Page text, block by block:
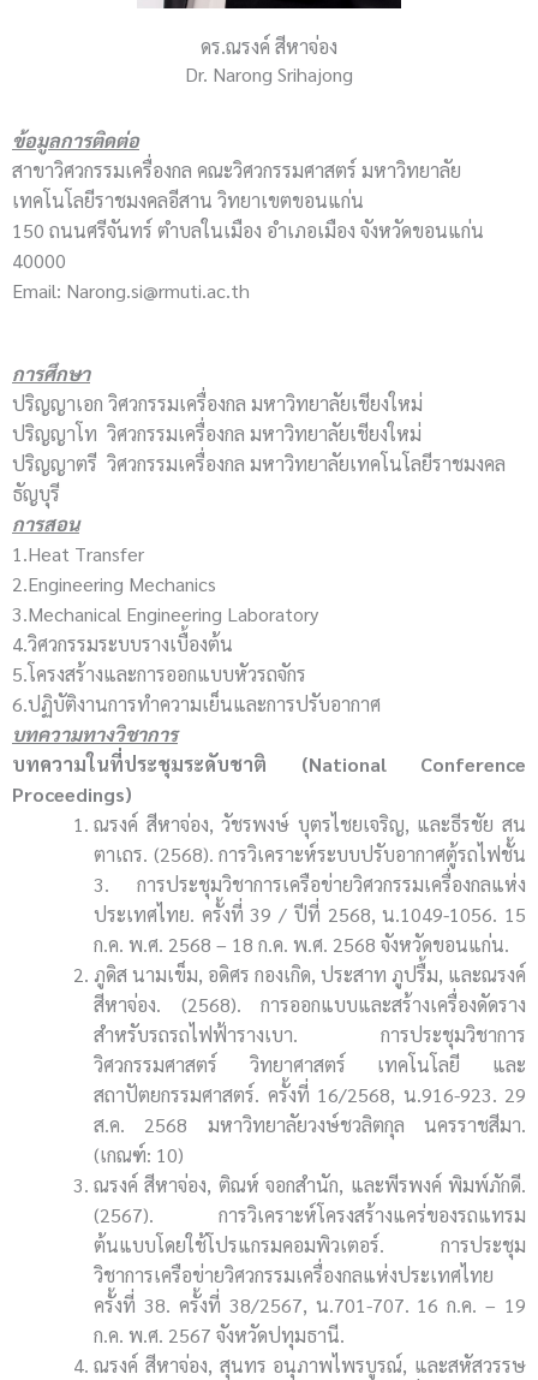
ดร.ณรงค์ สีหาจ่อง
Dr. Narong Srihajong
ข้อมูลการติดต่อ
สาขาวิศวกรรมเครื่องกล คณะวิศวกรรมศาสตร์ มหาวิทยาลัย
เทคโนโลยีราชมงคลอีสาน วิทยาเขตขอนแก่น
150 ถนนศรีจันทร์ ตำบลในเมือง อำเภอเมือง จังหวัดขอนแก่น
40000
Email: Narong.si@rmuti.ac.th
การศึกษา
ปริญญาเอก วิศวกรรมเครื่องกล มหาวิทยาลัยเชียงใหม่
ปริญญาโท วิศวกรรมเครื่องกล มหาวิทยาลัยเชียงใหม่
ปริญญาตรี วิศวกรรมเครื่องกล มหาวิทยาลัยเทคโนโลยีราชมงคล
ธัญบุรี
การสอน
1.Heat Transfer
2.Engineering Mechanics
3.Mechanical Engineering Laboratory
4.วิศวกรรมระบบรางเบื้องต้น
5.โครงสร้างและการออกแบบหัวรถจักร
6.ปฏิบัติงานการทำความเย็นและการปรับอากาศ
บทความทางวิชาการ
บทความในที่ประชุมระดับชาติ (National Conference
Proceedings)
ณรงค์ สีหาจ่อง, วัชรพงษ์ บุตรไชยเจริญ, และธีรชัย สน
ตาเถร. (2568). การวิเคราะห์ระบบปรับอากาศตู้รถไฟชั้น
3. การประชุมวิชาการเครือข่ายวิศวกรรมเครื่องกลแห่ง
ประเทศไทย. ครั้งที่ 39 / ปีที่ 2568, น.1049-1056. 15
ก.ค. พ.ศ. 2568 – 18 ก.ค. พ.ศ. 2568 จังหวัดขอนแก่น.
ภูดิส นามเข็ม, อดิศร กองเกิด, ประสาท ภูปรื้ม, และณรงค์
สีหาจ่อง. (2568). การออกแบบและสร้างเครื่องดัดราง
สำหรับรถรถไฟฟ้ารางเบา. การประชุมวิชาการ
วิศวกรรมศาสตร์ วิทยาศาสตร์ เทคโนโลยี และ
สถาปัตยกรรมศาสตร์. ครั้งที่ 16/2568, น.916-923. 29
ส.ค. 2568 มหาวิทยาลัยวงษ์ชวลิตกุล นครราชสีมา.
(เกณฑ์: 10)
ณรงค์ สีหาจ่อง, ติณห์ จอกสำนัก, และพีรพงค์ พิมพ์ภักดี.
(2567). การวิเคราะห์โครงสร้างแคร่ของรถแทรม
ต้นแบบโดยใช้โปรแกรมคอมพิวเตอร์. การประชุม
วิชาการเครือข่ายวิศวกรรมเครื่องกลแห่งประเทศไทย
ครั้งที่ 38. ครั้งที่ 38/2567, น.701-707. 16 ก.ค. – 19
ก.ค. พ.ศ. 2567 จังหวัดปทุมธานี.
ณรงค์ สีหาจ่อง, สุนทร อนุภาพไพรบูรณ์, และสหัสวรรษ